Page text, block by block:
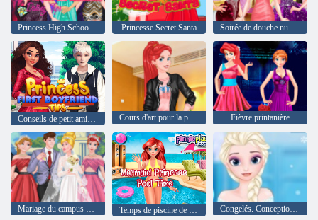
Princess High School Dating Tips Princesse Secret Santa Soirée de douche nuptiale
Cours d'art pour la princesse Fièvre printanière
Mariage du campus du Princess College Congelés. Conception Coiffure